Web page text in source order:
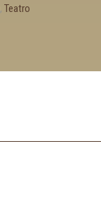
, Teatro